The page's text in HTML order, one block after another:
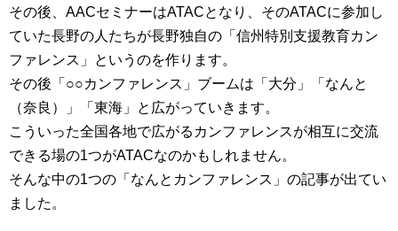
その後、AACセミナーはATACとなり、そのATACに参加し
ていた長野の人たちが長野独自の「信州特別支援教育カン
ファレンス」というのを作ります。
その後「○○カンファレンス」ブームは「大分」「なんと
（奈良）」「東海」と広がっていきます。
こういった全国各地で広がるカンファレンスが相互に交流
できる場の1つがATACなのかもしれません。
そんな中の1つの「なんとカンファレンス」の記事が出てい
ました。